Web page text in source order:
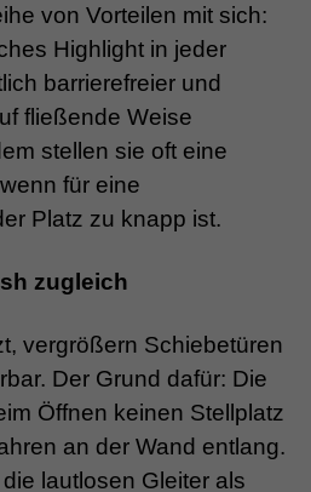
von Vorteilen mit sich:
Highlight in jeder
barrierefreier und
fließende Weise
stellen sie oft eine
für eine
Platz zu knapp ist.
zugleich
vergrößern Schiebetüren
Der Grund dafür: Die
Öffnen keinen Stellplatz
an der Wand entlang.
lautlosen Gleiter als